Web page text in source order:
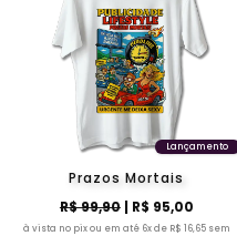
Lançamento
Prazos Mortais
R$ 99,90| R$ 95,00
à vista no pix ou em até 6x de R$ 16,65 sem